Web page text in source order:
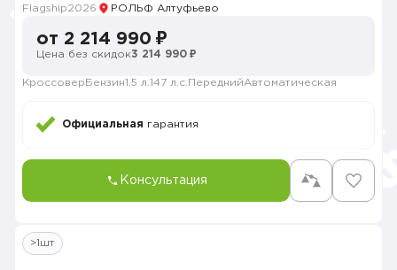
Flagship2026 РОЛЬФ Алтуфьево
от 2 214 990 ₽
Цена без скидок3 214 990 ₽
Кроссовер Бензин1.5 л. 147 л.с. ПереднийАвтоматическая
Официальная гарантия
Консультация
>1шт